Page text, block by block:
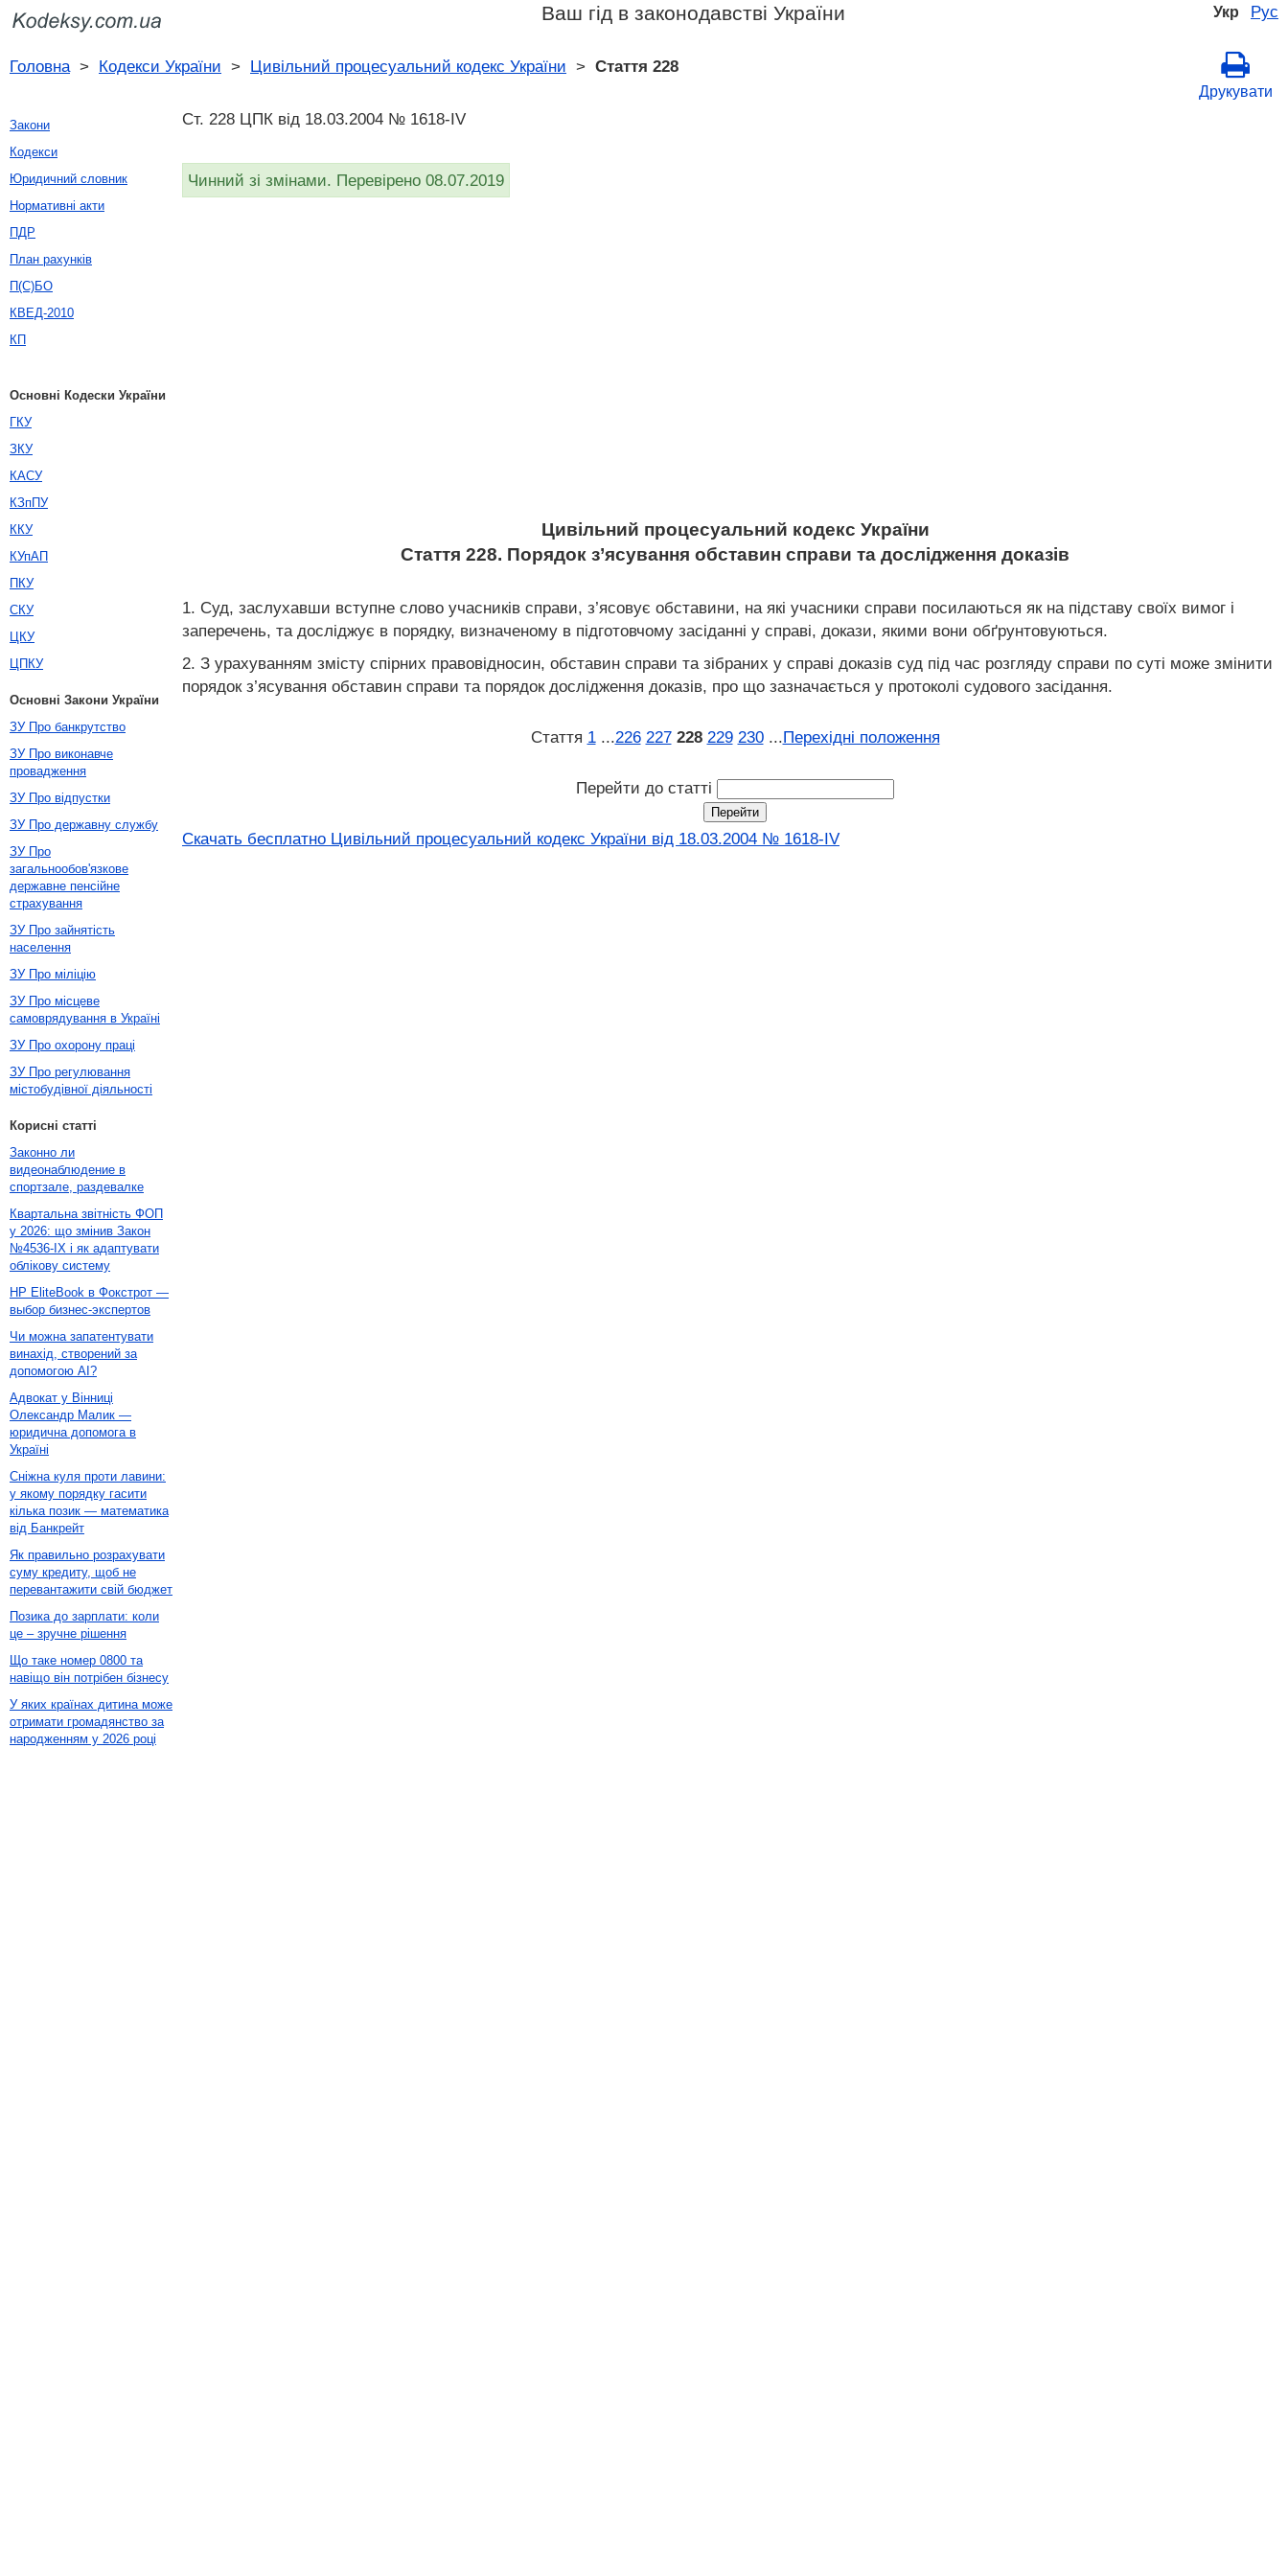
Укр Рус
Ваш гід в законодавстві України
Головна> Кодекси України > Цивільний процесуальний кодекс України > Стаття 228
Друкувати
Ст. 228 ЦПК від 18.03.2004 № 1618-IV
Чинний зі змінами. Перевірено 08.07.2019
Цивільний процесуальний кодекс України
Стаття 228. Порядок з’ясування обставин справи та дослідження доказів
1. Суд, заслухавши вступне слово учасників справи, з’ясовує обставини, на які учасники справи посилаються як на підставу своїх вимог і
заперечень, та досліджує в порядку, визначеному в підготовчому засіданні у справі, докази, якими вони обґрунтовуються.
2. З урахуванням змісту спірних правовідносин, обставин справи та зібраних у справі доказів суд під час розгляду справи по суті може змінити
порядок з’ясування обставин справи та порядок дослідження доказів, про що зазначається у протоколі судового засідання.
Стаття 1 ...226 227 228 229 230 ...Перехідні положення
Перейти до статті
Скачать бесплатно Цивільний процесуальний кодекс України від 18.03.2004 № 1618-IV
Закони
Кодекси
Юридичний словник
Нормативні акти
ПДР
План рахунків
П(С)БО
КВЕД-2010
КП
Основні Кодески України
ГКУ
ЗКУ
КАСУ
КЗпПУ
ККУ
КУпАП
ПКУ
СКУ
ЦКУ
ЦПКУ
Основні Закони України
ЗУ Про банкрутство
ЗУ Про виконавче
провадження
ЗУ Про відпустки
ЗУ Про державну службу
ЗУ Про
загальнообов'язкове
державне пенсійне
страхування
ЗУ Про зайнятість
населення
ЗУ Про міліцію
ЗУ Про місцеве
самоврядування в Україні
ЗУ Про охорону праці
ЗУ Про регулювання
містобудівної діяльності
Корисні статті
Законно ли
видеонаблюдение в
спортзале, раздевалке
Квартальна звітність ФОП
у 2026: що змінив Закон
№4536-IX і як адаптувати
облікову систему
HP EliteBook в Фокстрот —
выбор бизнес-экспертов
Чи можна запатентувати
винахід, створений за
допомогою AI?
Адвокат у Вінниці
Олександр Малик —
юридична допомога в
Україні
Сніжна куля проти лавини:
у якому порядку гасити
кілька позик — математика
від Банкрейт
Як правильно розрахувати
суму кредиту, щоб не
перевантажити свій бюджет
Позика до зарплати: коли
це – зручне рішення
Що таке номер 0800 та
навіщо він потрібен бізнесу
У яких країнах дитина може
отримати громадянство за
народженням у 2026 році